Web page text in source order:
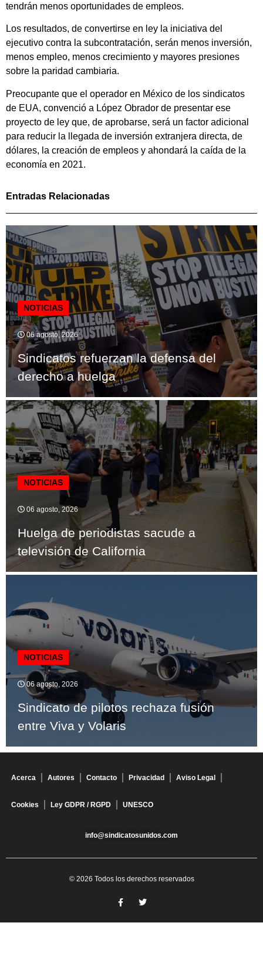
tendrán menos oportunidades de empleos.
Los resultados, de convertirse en ley la iniciativa del
ejecutivo contra la subcontratación, serán menos inversión,
menos empleo, menos crecimiento y mayores presiones
sobre la paridad cambiaria.
Preocupante que el operador en México de los sindicatos
de EUA, convenció a López Obrador de presentar ese
proyecto de ley que, de aprobarse, será un factor adicional
para reducir la llegada de inversión extranjera directa, de
dólares, la creación de empleos y ahondará la caída de la
economía en 2021.
Entradas Relacionadas
NOTICIAS
06 agosto, 2026
Sindicatos refuerzan la defensa del
derecho a huelga
NOTICIAS
06 agosto, 2026
Huelga de periodistas sacude a
televisión de California
NOTICIAS
06 agosto, 2026
Sindicato de pilotos rechaza fusión
entre Viva y Volaris
Acerca Autores Contacto Privacidad Aviso Legal
Cookies Ley GDPR / RGPD UNESCO
info@sindicatosunidos.com
© 2026 Todos los derechos reservados